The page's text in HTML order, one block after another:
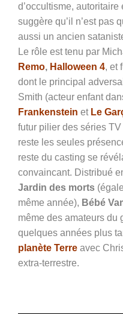
d’occultisme,
suggère qu’il n’est pas
aussi un ancien
Le rôle est tenu par
Remo, Halloween 4, et
dont le principal
Smith (acteur enfant
Frankenstein et Le
futur pilier des séries
reste les seules
reste du casting se
convaincant. Distribué
Jardin des morts
même année), Bébé
même des amateurs du
quelques années plus
planète Terre avec
extra-terrestre.